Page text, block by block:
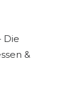
Die
&